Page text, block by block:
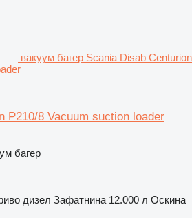
вакуум багер Scania Disab Centurion
P210/8 Vacuum suction loader
багер
дизел Зафатнина 12.000 л Оскина